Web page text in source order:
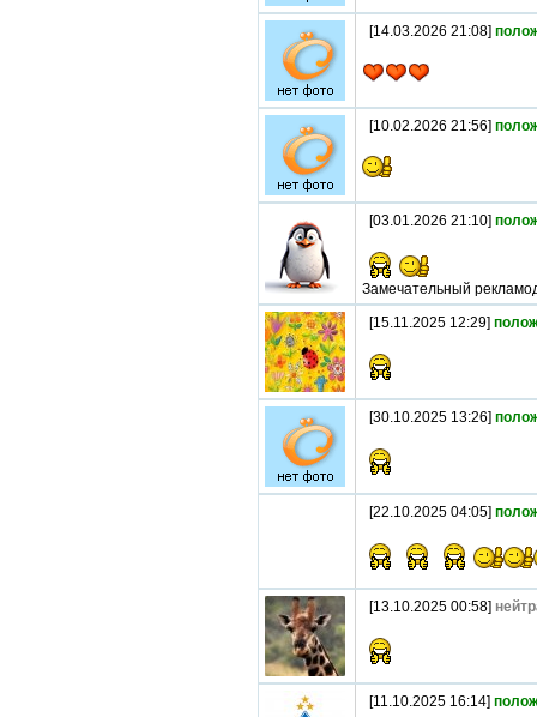
[14.03.2026 21:08]
[10.02.2026 21:56]
[03.01.2026 21:10]
Замечательный
[15.11.2025 12:29]
[30.10.2025 13:26]
[22.10.2025 04:05]
[13.10.2025 00:58]
[11.10.2025 16:14]